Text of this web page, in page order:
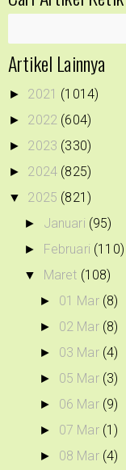
Artikel Lainnya
► 2021 (1014)
► 2022 (604)
► 2023 (330)
► 2024 (825)
▼ 2025 (821)
► Januari (95)
► Februari (110)
▼ Maret (108)
► 01 Mar (8)
► 02 Mar (8)
► 03 Mar (4)
► 05 Mar (3)
► 06 Mar (9)
► 07 Mar (1)
► 08 Mar (4)